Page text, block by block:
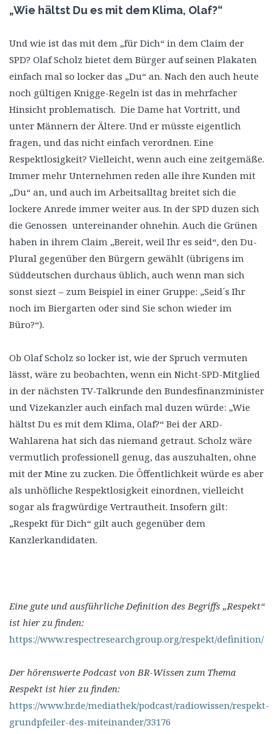
„Wie hältst Du es mit dem Klima, Olaf?“
Und wie ist das mit dem „für Dich“ in dem Claim der
SPD? Olaf Scholz bietet dem Bürger auf seinen Plakaten
einfach mal so locker das „Du“ an. Nach den auch heute
noch gültigen Knigge-Regeln ist das in mehrfacher
Hinsicht problematisch. Die Dame hat Vortritt, und
unter Männern der Ältere. Und er müsste eigentlich
fragen, und das nicht einfach verordnen. Eine
Respektlosigkeit? Vielleicht, wenn auch eine zeitgemäße.
Immer mehr Unternehmen reden alle ihre Kunden mit
„Du“ an, und auch im Arbeitsalltag breitet sich die
lockere Anrede immer weiter aus. In der SPD duzen sich
die Genossen untereinander ohnehin. Auch die Grünen
haben in ihrem Claim „Bereit, weil Ihr es seid“, den Du-
Plural gegenüber den Bürgern gewählt (übrigens im
Süddeutschen durchaus üblich, auch wenn man sich
sonst siezt – zum Beispiel in einer Gruppe: „Seid´s Ihr
noch im Biergarten oder sind Sie schon wieder im
Büro?“).
Ob Olaf Scholz so locker ist, wie der Spruch vermuten
lässt, wäre zu beobachten, wenn ein Nicht-SPD-Mitglied
in der nächsten TV-Talkrunde den Bundesfinanzminister
und Vizekanzler auch einfach mal duzen würde: „Wie
hältst Du es mit dem Klima, Olaf?“ Bei der ARD-
Wahlarena hat sich das niemand getraut. Scholz wäre
vermutlich professionell genug, das auszuhalten, ohne
mit der Mine zu zucken. Die Öffentlichkeit würde es aber
als unhöfliche Respektlosigkeit einordnen, vielleicht
sogar als fragwürdige Vertrautheit. Insofern gilt:
„Respekt für Dich“ gilt auch gegenüber dem
Kanzlerkandidaten.
Eine gute und ausführliche Definition des Begriffs „Respekt“
ist hier zu finden:
https://www.respectresearchgroup.org/respekt/definition/
Der hörenswerte Podcast von BR-Wissen zum Thema
Respekt ist hier zu finden:
https://www.br.de/mediathek/podcast/radiowissen/respekt-
grundpfeiler-des-miteinander/33176